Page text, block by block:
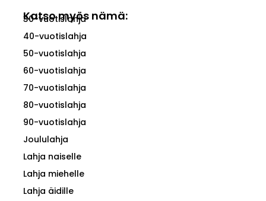
Katso myös nämä:
30-vuotislahja
40-vuotislahja
50-vuotislahja
60-vuotislahja
70-vuotislahja
80-vuotislahja
90-vuotislahja
Joululahja
Lahja naiselle
Lahja miehelle
Lahja äidille